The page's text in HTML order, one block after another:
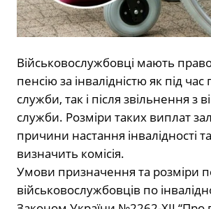
Військовослужбовці мають
пенсію за інвалідністю як під
служби, так і після звільнення з
служби. Розміри таких виплат
причини настання інвалідності
визначить комісія.
Умови призначення та розміри
військовослужбовців по